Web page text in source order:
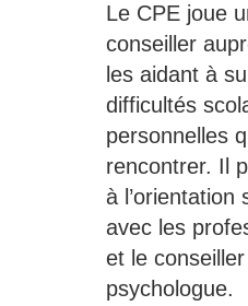
Le CPE joue
conseiller
les aidant à
difficultés
personnelles
rencontrer. Il
à l’orientation
avec les
et le conseiller
psychologue.